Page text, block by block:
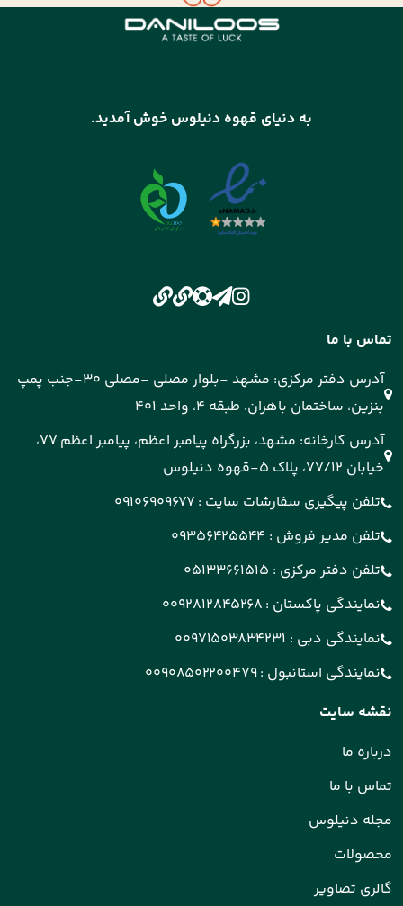
به دنیای قهوه دنیلوس خوش آمدید.
تماس با ما
آدرس دفتر مرکزی: مشهد -بلوار مصلی -مصلی 30-جنب پمپ
بنزین، ساختمان باهران، طبقه 4، واحد 401
آدرس کارخانه: مشهد، بزرگراه پیامبر اعظم، پیامبر اعظم 77،
خیابان 77/12، پلاک 5-قهوه دنیلوس
تلفن پیگیری سفارشات سایت : 09106909677
تلفن مدیر فروش : 09356425544
تلفن دفتر مرکزی : 05133661515
نمایندگی پاکستان : 0092812845268
نمایندگی دبی : 00971503834231
نمایندگی استانبول :00908502200479
نقشه سایت
درباره ما
تماس با ما
مجله دنیلوس
محصولات
گالری تصاویر